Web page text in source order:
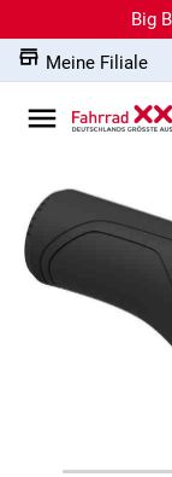
Big
Meine Filiale